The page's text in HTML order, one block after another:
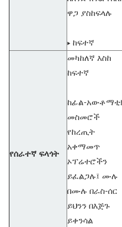
ዋጋ ያስከፍላሉ
▸ ከፍተኛ
የሰራተኛ ፍላጎት
መካከለኛ እስከ
ከፍተኛ
ከፊል-
መስመሮች
የከረጢት
አቀማመጥ
ኦፕሬተሮችን
ይፈልጋሉ፤ ሙሉ
በሙሉ በራስ-ሰር
ይህንን በእጅጉ
ይቀንሳል